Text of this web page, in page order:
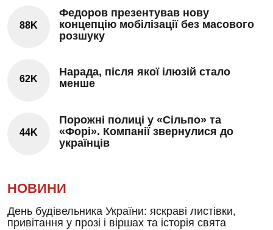
88K
Федоров презентував нову
концепцію мобілізації без масового
розшуку
62K
Нарада, після якої ілюзій стало
менше
44K
Порожні полиці у «Сільпо» та
«Форі». Компанії звернулися до
українців
НОВИНИ
День будівельника України: яскраві листівки,
привітання у прозі і віршах та історія свята